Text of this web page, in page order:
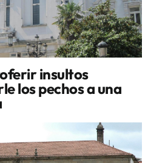
insultos
los pechos a una